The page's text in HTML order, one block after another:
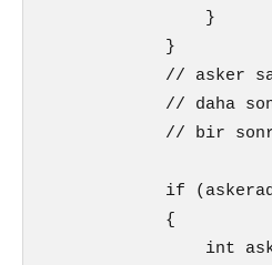
                }
            }
// asker
// daha
// bir
if
            {
int